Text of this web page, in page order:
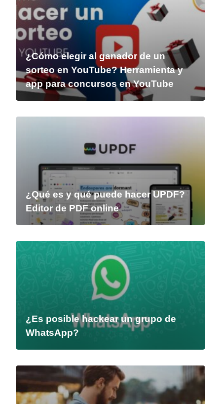
¿Cómo elegir al ganador de un
sorteo en YouTube? Herramienta y
app para concursos en YouTube
¿Qué es y qué puede hacer UPDF?
Editor de PDF online
¿Es posible hackear un grupo de
WhatsApp?